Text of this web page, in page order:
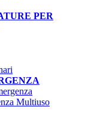
PER
Multiuso